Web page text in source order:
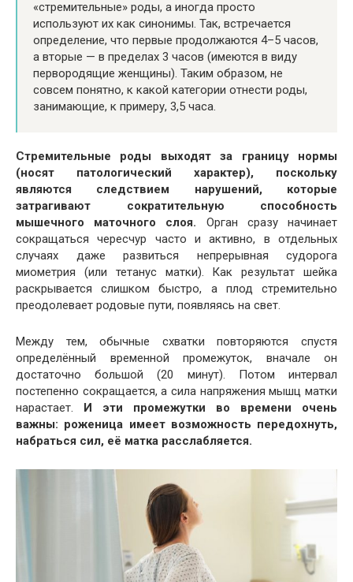
«стремительные» роды, а иногда просто
используют их как синонимы. Так, встречается
определение, что первые продолжаются 4–5 часов,
а вторые — в пределах 3 часов (имеются в виду
первородящие женщины). Таким образом, не
совсем понятно, к какой категории отнести роды,
занимающие, к примеру, 3,5 часа.
Стремительные роды выходят за границу нормы
(носят патологический характер), поскольку
являются следствием нарушений, которые
затрагивают сократительную способность
мышечного маточного слоя. Орган сразу начинает
сокращаться чересчур часто и активно, в отдельных
случаях даже развиться непрерывная судорога
миометрия (или тетанус матки). Как результат шейка
раскрывается слишком быстро, а плод стремительно
преодолевает родовые пути, появляясь на свет.
Между тем, обычные схватки повторяются спустя
определённый временной промежуток, вначале он
достаточно большой (20 минут). Потом интервал
постепенно сокращается, а сила напряжения мышц матки
нарастает. И эти промежутки во времени очень
важны: роженица имеет возможность передохнуть,
набраться сил, её матка расслабляется.